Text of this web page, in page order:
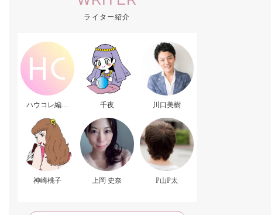
ライター紹介
ハウコレ編集
千夜 川口美樹
神崎桃子 上岡 史奈 P山P太